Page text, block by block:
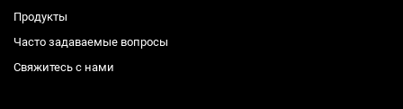
Продукты
Часто задаваемые вопросы
Свяжитесь с нами